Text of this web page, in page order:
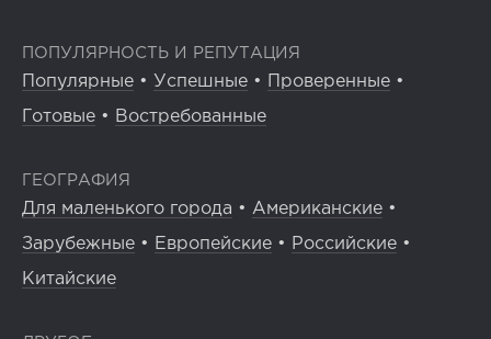
ПОПУЛЯРНОСТЬ И РЕПУТАЦИЯ
Популярные • Успешные • Проверенные •
Готовые • Востребованные
ГЕОГРАФИЯ
Для маленького города • Американские •
Зарубежные • Европейские • Российские •
Китайские